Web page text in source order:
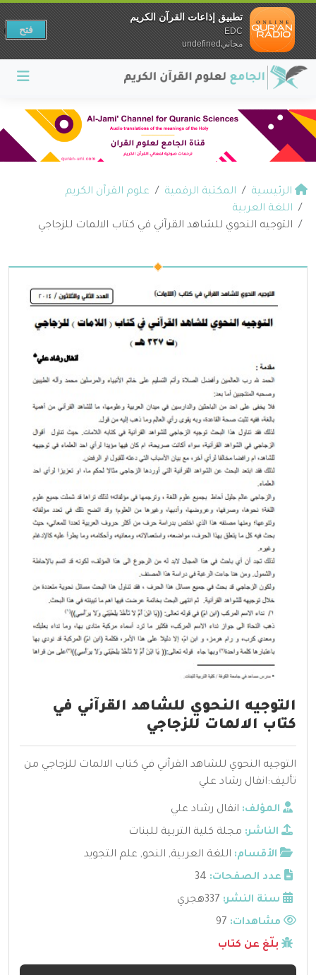
الرئيسية المكتبة الرقمية
علوم القرآن الكريم
اللغة العربية
التوجيه النحوي للشاهد القرآني في كتاب الالمات للزجاجي
التوجيه النحوي للشاهد القرآني في
كتاب الالمات للزجاجي
التوجيه النحوي للشاهد القرآني في كتاب الالمات للزجاجي من
تأليف:انفال رشاد علي
المؤلف: انفال رشاد علي
الناشر: مجلة كلية التربية للبنات
الأقسام: اللغة العربية, النحو, علم التجويد
عدد الصفحات: 34
سنة النشر: 337هجري
مشاهدات:
بلّغ عن كتاب
تطبيق إذاعات القرآن الكريم
EDC
مجانيundefined
فتح